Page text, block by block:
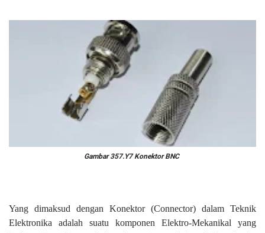
Gambar 357.Y7 Konektor BNC
Yang dimaksud dengan Konektor (Connector) dalam Teknik
Elektronika adalah suatu komponen Elektro-Mekanikal yang